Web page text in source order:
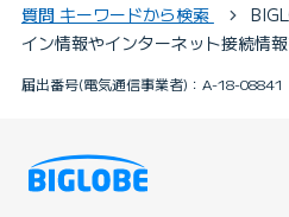
質問 キーワードから検索
イン情報やインターネット接続情
届出番号(電気通信事業者)：A-18-08841